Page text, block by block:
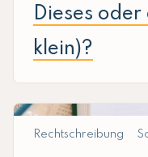
Dieses
klein)?
Rechtschreibung